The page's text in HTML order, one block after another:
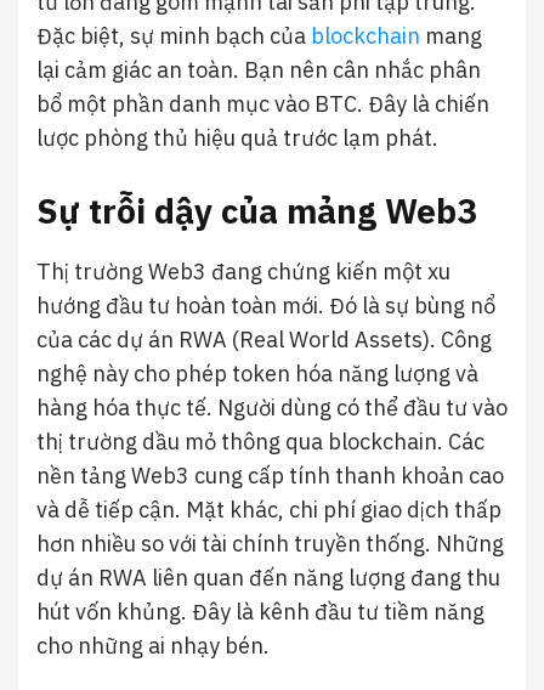
Đặc biệt, sự minh bạch của blockchain mang
lại cảm giác an toàn. Bạn nên cân nhắc phân
bổ một phần danh mục vào BTC. Đây là chiến
lược phòng thủ hiệu quả trước lạm phát.
Sự trỗi dậy của mảng Web3
Thị trường Web3 đang chứng kiến một xu
hướng đầu tư hoàn toàn mới. Đó là sự bùng nổ
của các dự án RWA (Real World Assets). Công
nghệ này cho phép token hóa năng lượng và
hàng hóa thực tế. Người dùng có thể đầu tư vào
thị trường dầu mỏ thông qua blockchain. Các
nền tảng Web3 cung cấp tính thanh khoản cao
và dễ tiếp cận. Mặt khác, chi phí giao dịch thấp
hơn nhiều so với tài chính truyền thống. Những
dự án RWA liên quan đến năng lượng đang thu
hút vốn khủng. Đây là kênh đầu tư tiềm năng
cho những ai nhạy bén.